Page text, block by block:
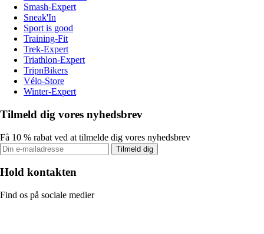
Smash-Expert
Sneak'In
Sport is good
Training-Fit
Trek-Expert
Triathlon-Expert
TripnBikers
Vélo-Store
Winter-Expert
Tilmeld dig vores nyhedsbrev
Få 10 % rabat ved at tilmelde dig vores nyhedsbrev
Tilmeld dig
Hold kontakten
Find os på sociale medier